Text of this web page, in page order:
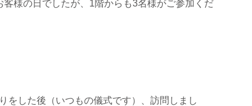
様の日でしたが、1階からも3名様がご参加くだ
をした後（いつもの儀式です）、訪問しまし